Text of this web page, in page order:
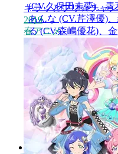
(CV.久保田未夢)、青
あんな (CV.芹澤優)
る (CV.森嶋優花)、
すず (CV.徳井青空)
白鳥アンジュ (CV.三
キラッとプリ☆チャ
2019
春アニメ